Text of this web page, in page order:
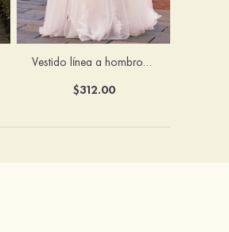
Vestido línea a hombros descubiertos tul cola de corte vestido de novia
$312.00